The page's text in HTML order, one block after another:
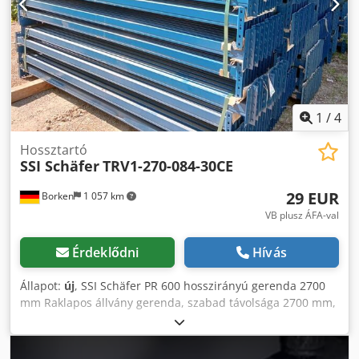
1 /4
Borken 1 057 km
Hossztartó
SSI SchäferTRV1-270-084-30CE
29 EUR
VB plusz ÁFA-val
Érdeklődni Hívás
Állapot: új, SSI Schäfer PR 600 hosszirányú gerenda 2700
mm Raklapos állvány gerenda, szabad távolsága 2700 mm,
amely három EUR raklap elhelyezésére alkalmas egymás
mellett gerendapáronként. A gerenda páronként akár 1500
kg terhelést is elbír. Kompatibilis a PR 600 raklapos